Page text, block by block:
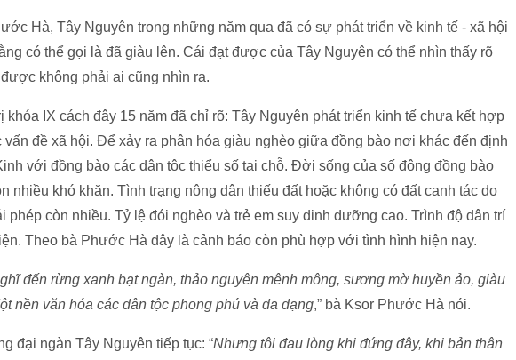
Hà, Tây Nguyên trong những năm qua đã có sự phát triển về kinh tế - xã hội
có thể gọi là đã giàu lên. Cái đạt được của Tây Nguyên có thể nhìn thấy rõ
không phải ai cũng nhìn ra.
khóa IX cách đây 15 năm đã chỉ rõ: Tây Nguyên phát triển kinh tế chưa kết hợp
đề xã hội. Để xảy ra phân hóa giàu nghèo giữa đồng bào nơi khác đến định
với đồng bào các dân tộc thiểu số tại chỗ. Đời sống của số đông đồng bào
nhiều khó khăn. Tình trạng nông dân thiếu đất hoặc không có đất canh tác do
phép còn nhiều. Tỷ lệ đói nghèo và trẻ em suy dinh dưỡng cao. Trình độ dân trí
Theo bà Phước Hà đây là cảnh báo còn phù hợp với tình hình hiện nay.
đến rừng xanh bạt ngàn, thảo nguyên mênh mông, sương mờ huyền ảo, giàu
nền văn hóa các dân tộc phong phú và đa dạng,” bà Ksor Phước Hà nói.
đại ngàn Tây Nguyên tiếp tục: “Nhưng tôi đau lòng khi đứng đây, khi bản thân